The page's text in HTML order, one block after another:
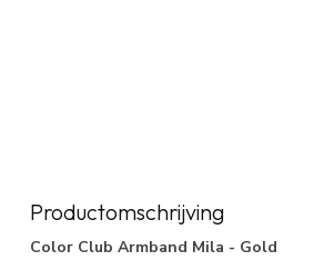
Productomschrijving
Color Club Armband Mila - Gold